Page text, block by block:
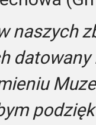
naszych